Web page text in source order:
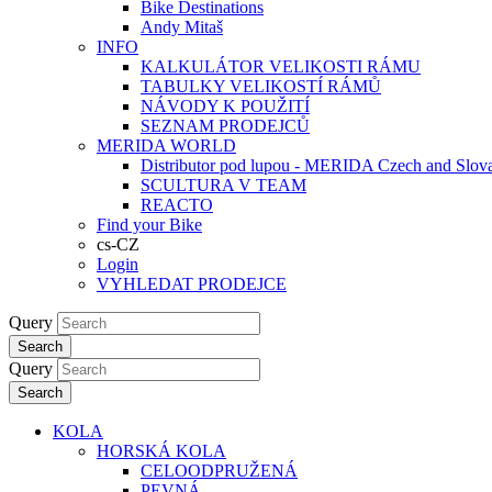
Bike Destinations
Andy Mitaš
INFO
KALKULÁTOR VELIKOSTI RÁMU
TABULKY VELIKOSTÍ RÁMŮ
NÁVODY K POUŽITÍ
SEZNAM PRODEJCŮ
MERIDA WORLD
Distributor pod lupou - MERIDA Czech and
SCULTURA V TEAM
REACTO
Find your Bike
cs-CZ
Login
VYHLEDAT PRODEJCE
Query
Search
Query
Search
KOLA
HORSKÁ KOLA
CELOODPRUŽENÁ